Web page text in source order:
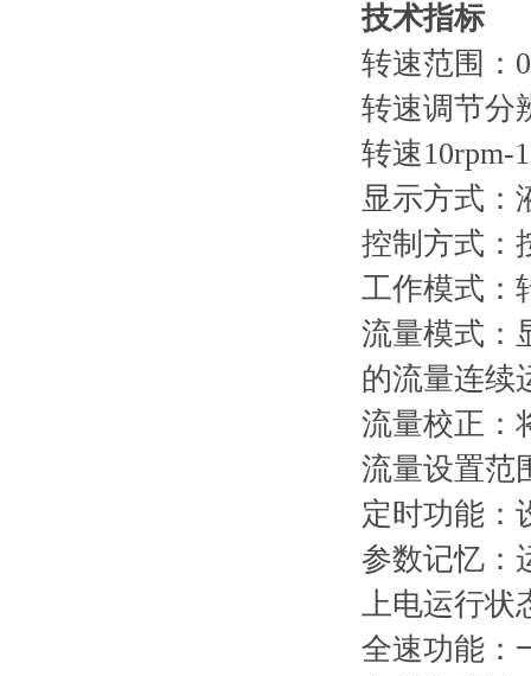
技术指标
转速范围：
转速调节分
转速10rpm-
显示方式：
控制方式：
工作模式：
流量模式：
的流量连续
流量校正：
流量设置范
定时功能：
参数记忆：
上电运行状
全速功能：